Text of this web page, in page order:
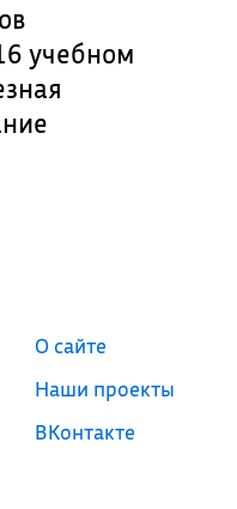
учебном
О сайте
Наши проекты
ВКонтакте